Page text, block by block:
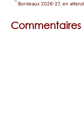
Commentaires